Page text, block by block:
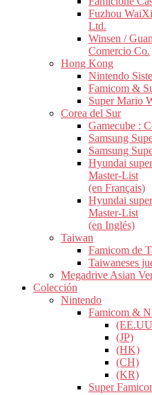
Fuzhou
Ltd.
Winsen /
Comercio Co.
Hong Kong
Nintendo
Famicom &
Super Mario
Corea del Sur
Gamecube :
Samsung
Samsung
Hyundai
Master-List
(en Français)
Hyundai
Master-List
(en Inglés)
Taiwan
Famicom de
Taiwaneses
Megadrive Asian
Colección
Nintendo
Famicom &
(JP)
(HK)
(CH)
(KR)
Super